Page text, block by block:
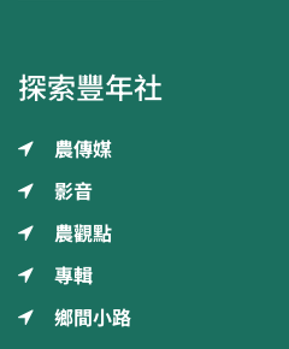
探索豐年社
農傳媒
影音
農觀點
專輯
鄉間小路